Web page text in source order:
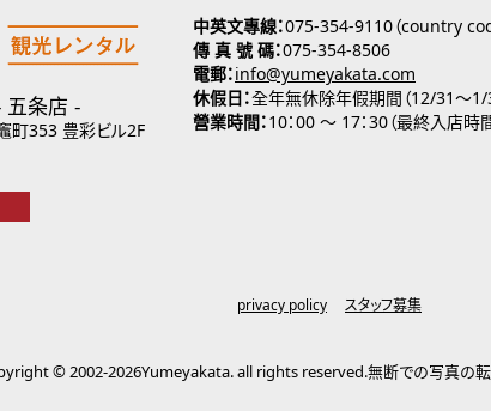
中英文專線 075-354-9110（country
傳 真 號 碼 075-354-8506
電郵 info@yumeyakata.com
休假日 全年無休除年假期間（12/31～1/3
營業時間 10：00 ～ 17：30（最終入店時
五条店
町353 豊彩ビル2F
privacy policy スタッフ募集
© 2002-2026Yumeyakata. all rights reserved.無断での写真の転